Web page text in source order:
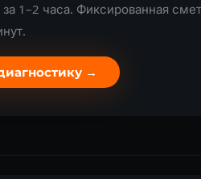
1–2 часа. Фиксированная
→